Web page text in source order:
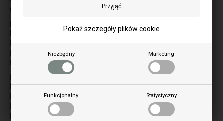
Niezbędny Marketing
Funkcjonalny Statystyczny
Pokaż szczegóły plików cookie
Giusy Plus 5.0
Ilary Plus
Iside Idro 2.0
Iside Idro H15
Katia 11k
Sabry 5.0
Serafina Evo
Sharon Plus CX Crystal
Sharon Plus CX Petra
Souvenir Lux
Souvenir Lux Evo